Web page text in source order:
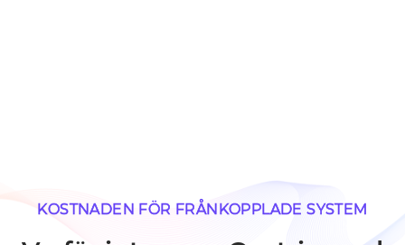
KOSTNADEN FÖR FRÅNKOPPLADE SYSTEM